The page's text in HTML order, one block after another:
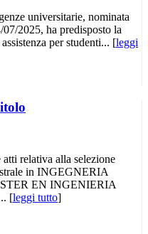
universitarie, nominata
2025, ha predisposto la
per studenti... [leggi
relativa alla selezione
in INGEGNERIA
EN INGENIERIA
[leggi tutto]